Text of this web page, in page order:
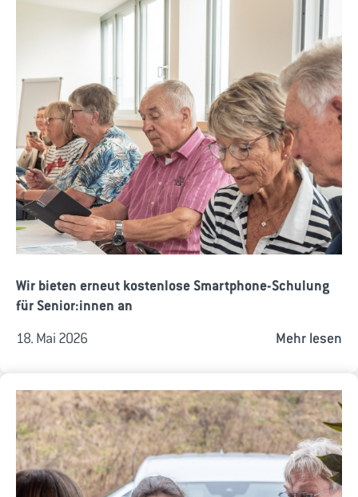
Wir bieten erneut kostenlose Smartphone-Schulung
für Senior:innen an
18. Mai 2026 Mehr lesen